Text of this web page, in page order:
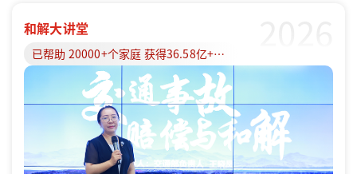
和解大讲堂
已帮助 20000+个家庭 获得36.58亿+赔偿款